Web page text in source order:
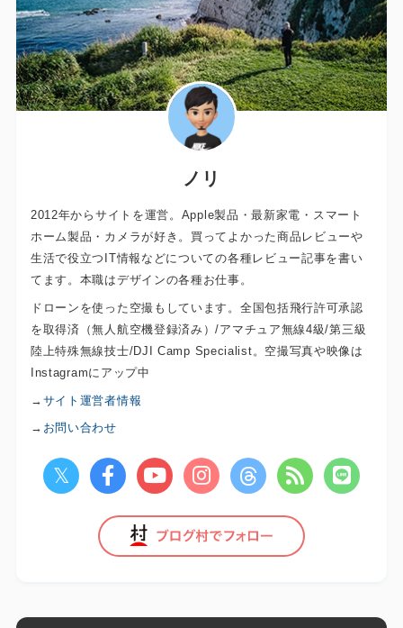
ノリ
2012年からサイトを運営。Apple製品・最新家電・スマート
ホーム製品・カメラが好き。買ってよかった商品レビューや
生活で役立つIT情報などについての各種レビュー記事を書い
てます。本職はデザインの各種お仕事。
ドローンを使った空撮もしています。全国包括飛行許可承認
を取得済（無人航空機登録済み）/アマチュア無線4級/第三級
陸上特殊無線技士/DJI Camp Specialist。空撮写真や映像は
Instagramにアップ中
→ サイト運営者情報
→ お問い合わせ